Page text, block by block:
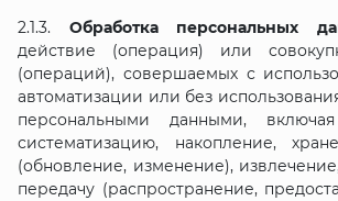
2.1.3. Обработка персональных
действие (операция) или
(операций), совершаемых с
автоматизации или без
персональными данными,
систематизацию, накопление,
(обновление, изменение),
передачу (распространение,